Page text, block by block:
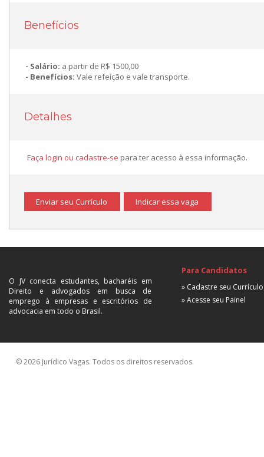
Benefícios
Salário: a partir de R$ 1500,00
Benefícios: Vale refeição e vale transporte.
Detalhes
Faça login ou cadastre-se para ter acesso à essa informação.
Enviar seu Currículo Indicar essa vaga
O JV conecta estudantes, bacharéis em
Direito e advogados em busca de
emprego à empresas e escritórios de
advocacia em todo o Brasil.
Para Candidatos
» Cadastre seu Currículo
» Acesse seu Painel
© 2026 Jurídico Vagas. Todos os direitos reservados.